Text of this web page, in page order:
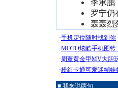
李承鹏
罗宁仍
轰轰烈
■ 我来说两句